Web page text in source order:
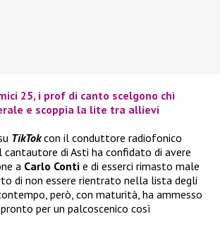
25, i prof di canto scelgono chi
e scoppia la lite tra allievi
TikTokcon il conduttore radiofonico
cantautore di Asti ha confidato di avere
a Carlo Conti e di esserci rimasto male
di non essere rientrato nella lista degli
però, con maturità, ha ammesso
per un palcoscenico così